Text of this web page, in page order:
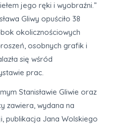
jego ręki i wyobraźni.”
Gliwy opuściło 38
okolicznościowych
osobnych grafik i
się wśród
prac.
Stanisławie Gliwie oraz
zawiera, wydana na
publikacja Jana Wolskiego